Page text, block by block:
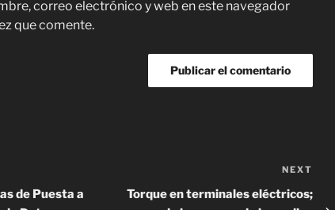
correo electrónico y web en este navegador
que comente.
de Puesta a
Post
NEXT
Torque en terminales eléctricos;